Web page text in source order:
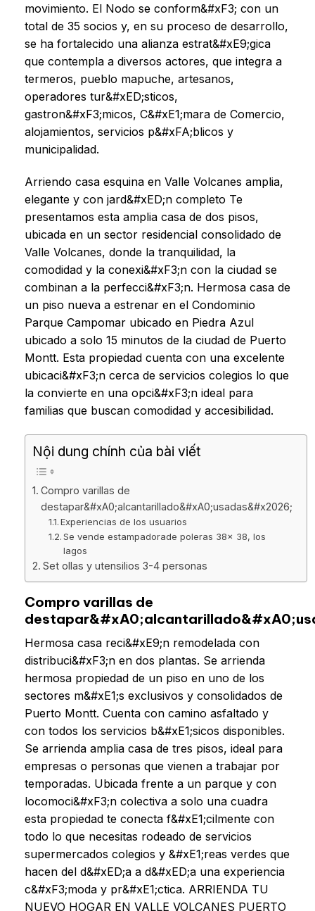
movimiento. El Nodo se conform&#xF3; con un
total de 35 socios y, en su proceso de desarrollo,
se ha fortalecido una alianza estrat&#xE9;gica
que contempla a diversos actores, que integra a
termeros, pueblo mapuche, artesanos,
operadores tur&#xED;sticos,
gastron&#xF3;micos, C&#xE1;mara de Comercio,
alojamientos, servicios p&#xFA;blicos y
municipalidad.
Arriendo casa esquina en Valle Volcanes amplia,
elegante y con jard&#xED;n completo Te
presentamos esta amplia casa de dos pisos,
ubicada en un sector residencial consolidado de
Valle Volcanes, donde la tranquilidad, la
comodidad y la conexi&#xF3;n con la ciudad se
combinan a la perfecci&#xF3;n. Hermosa casa de
un piso nueva a estrenar en el Condominio
Parque Campomar ubicado en Piedra Azul
ubicado a solo 15 minutos de la ciudad de Puerto
Montt. Esta propiedad cuenta con una excelente
ubicaci&#xF3;n cerca de servicios colegios lo que
la convierte en una opci&#xF3;n ideal para
familias que buscan comodidad y accesibilidad.
Nội dung chính của bài viết
Compro varillas de
destapar&#xA0;alcantarillado&#xA0;usadas&#x2026;
Experiencias de los usuarios
Se vende estampadorade poleras 38x 38, los
lagos
Set ollas y utensilios 3-4 personas
Compro varillas de
Hermosa casa reci&#xE9;n remodelada con
distribuci&#xF3;n en dos plantas. Se arrienda
hermosa propiedad de un piso en uno de los
sectores m&#xE1;s exclusivos y consolidados de
Puerto Montt. Cuenta con camino asfaltado y
con todos los servicios b&#xE1;sicos disponibles.
Se arrienda amplia casa de tres pisos, ideal para
empresas o personas que vienen a trabajar por
temporadas. Ubicada frente a un parque y con
locomoci&#xF3;n colectiva a solo una cuadra
esta propiedad te conecta f&#xE1;cilmente con
todo lo que necesitas rodeado de servicios
supermercados colegios y &#xE1;reas verdes que
hacen del d&#xED;a a d&#xED;a una experiencia
c&#xF3;moda y pr&#xE1;ctica. ARRIENDA TU
NUEVO HOGAR EN VALLE VOLCANES PUERTO